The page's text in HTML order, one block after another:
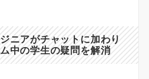
ニアがチャットに加わり
中の学生の疑問を解消